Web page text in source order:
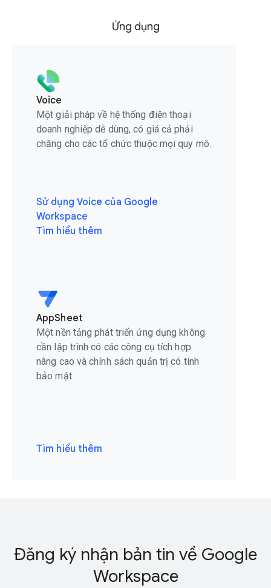
Ứng dụng
Voice
Một giải pháp về hệ thống điện thoại
doanh nghiệp dễ dùng, có giá cả phải
chăng cho các tổ chức thuộc mọi quy mô.
Sử dụng Voice của Google
Workspace
Tìm hiểu thêm
AppSheet
Một nền tảng phát triển ứng dụng không
cần lập trình có các công cụ tích hợp
nâng cao và chính sách quản trị có tính
bảo mật.
Tìm hiểu thêm
Đăng ký nhận bản tin về Google
Workspace